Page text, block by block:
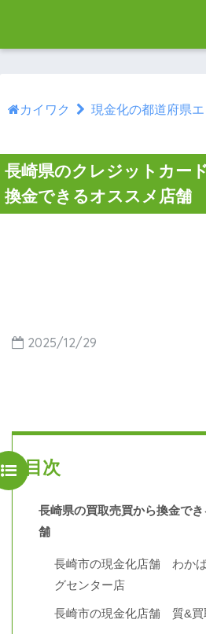
カイワク 現金化の都道府県エ
長崎県のクレジットカー
換金できるオススメ店舗
2025/12/29
目次
長崎県の買取売買から換金で
舗
長崎市の現金化店舗 わか
グセンター店
長崎市の現金化店舗 質&買